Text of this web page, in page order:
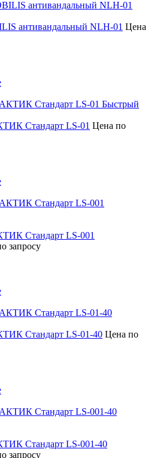
антивандальный NLH-01 Цена
Быстрый
Стандарт LS-01 Цена по
Стандарт LS-001
запросу
Стандарт LS-01-40 Цена по
Стандарт LS-001-40
запросу